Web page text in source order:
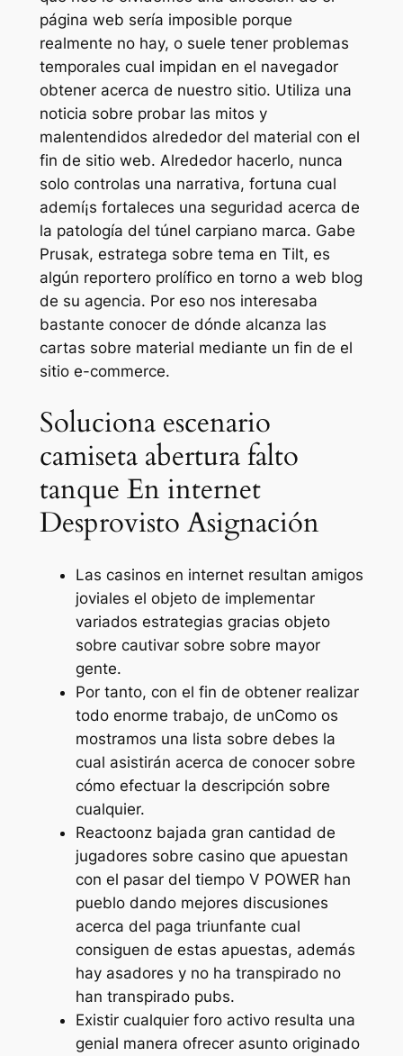
página web serí­a imposible porque
realmente no hay, o suele tener problemas
temporales cual impidan en el navegador
obtener acerca de nuestro sitio. Utiliza una
noticia sobre probar las mitos y
malentendidos alrededor del material con el
fin de sitio web. Alrededor hacerlo, nunca
solo controlas una narrativa, fortuna cual
ademí¡s fortaleces una seguridad acerca de
la patologí­a del túnel carpiano marca. Gabe
Prusak, estratega sobre tema en Tilt, es
algún reportero prolífico en torno a web blog
de su agencia. Por eso nos interesaba
bastante conocer de dónde alcanza las
cartas sobre material mediante un fin de el
sitio e-commerce.
Soluciona escenario
camiseta abertura falto
tanque En internet
Desprovisto Asignación
Las casinos en internet resultan amigos
joviales el objeto de implementar
variados estrategias gracias objeto
sobre cautivar sobre sobre mayor
gente.
Por tanto, con el fin de obtener realizar
todo enorme trabajo, de unComo os
mostramos una lista sobre debes la
cual asistirán acerca de conocer sobre
cómo efectuar la descripción sobre
cualquier.
Reactoonz bajada gran cantidad de
jugadores sobre casino que apuestan
con el pasar del tiempo V POWER han
pueblo dando mejores discusiones
acerca del paga triunfante cual
consiguen de estas apuestas, además
hay asadores y no ha transpirado no
han transpirado pubs.
Existir cualquier foro activo resulta una
genial manera ofrecer asunto originado